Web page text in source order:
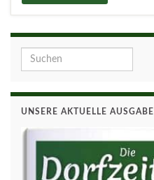
Search for:
UNSERE AKTUELLE AUSGABE